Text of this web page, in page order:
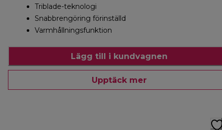
Triblade-teknologi
Snabbrengöring förinställd
Varmhållningsfunktion
Lägg till i kundvagnen
Upptäck mer